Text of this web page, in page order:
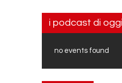
i podcast di oggi
no events found